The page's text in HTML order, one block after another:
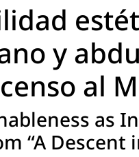
y
al
as
“A